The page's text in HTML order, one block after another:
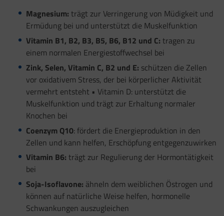
Magnesium: trägt zur Verringerung von Müdigkeit und
Ermüdung bei und unterstützt die Muskelfunktion
Vitamin B1, B2, B3, B5, B6, B12 und C: tragen zu
einem normalen Energiestoffwechsel bei
Zink, Selen, Vitamin C, B2 und E: schützen die Zellen
vor oxidativem Stress, der bei körperlicher Aktivität
vermehrt entsteht • Vitamin D: unterstützt die
Muskelfunktion und trägt zur Erhaltung normaler
Knochen bei
Coenzym Q10: fördert die Energieproduktion in den
Zellen und kann helfen, Erschöpfung entgegenzuwirken
Vitamin B6: trägt zur Regulierung der Hormontätigkeit
bei
Soja-Isoflavone: ähneln dem weiblichen Östrogen und
können auf natürliche Weise helfen, hormonelle
Schwankungen auszugleichen